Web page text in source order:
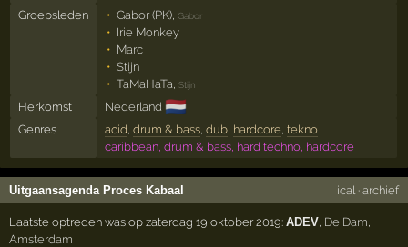
Groepsleden
Gabor (PK) ,Gabor
Irie Monkey
Marc
Stijn
TaMaHaTa ,Stijn
Herkomst Nederland 🇳🇱
Genres acid drum & bass, dub, hardcore tekno
caribbean, drum & bass, hard techno, hardcore
Uitgaansagenda Proces Kabaal ical· archief
Laatste optreden was op zaterdag 19 oktober 2019:ADEV De Dam
Amsterdam